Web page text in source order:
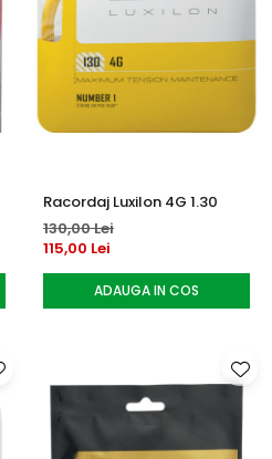
Racordaj Luxilon 4G 1.30
130,00 Lei
115,00 Lei
ADAUGA IN COS